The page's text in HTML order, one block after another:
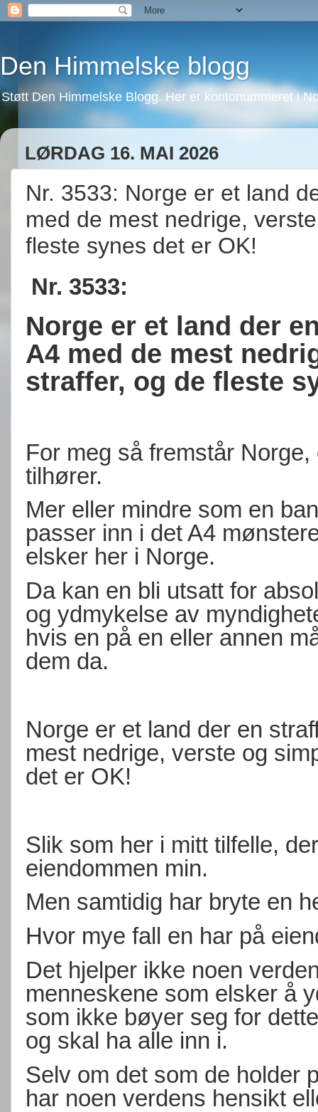
Den Himmelske blogg
Støtt Den Himmelske Blogg. Her er kontonummeret i
LØRDAG 16. MAI 2026
Nr. 3533: Norge er et land
med de mest nedrige,
fleste synes det er OK!
Nr. 3533:
Norge er et land der
A4 med de mest
straffer, og de fleste
For meg så fremstår
tilhører.
Mer eller mindre som en
passer inn i det A4
elsker her i Norge.
Da kan en bli utsatt for
og ydmykelse av
hvis en på en eller annen
dem da.
Norge er et land der en
mest nedrige, verste og
det er OK!
Slik som her i mitt tilfelle,
eiendommen min.
Men samtidig har bryte en
Hvor mye fall en har på
Det hjelper ikke noen
menneskene som elsker å
som ikke bøyer seg for
og skal ha alle inn i.
Selv om det som de holder
har noen verdens hensikt